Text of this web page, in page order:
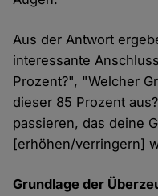
Aus der Antwort
interessante
Prozent?", "Welcher
dieser 85 Prozent
passieren, das deine
[erhöhen/verringern]
Grundlage der